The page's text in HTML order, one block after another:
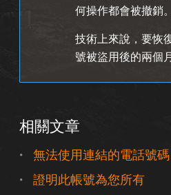
何操作都會被撤銷。
技術上來說，要恢
號被盜用後的兩個
相關文章
無法使用連結的電話號碼
證明此帳號為您所有